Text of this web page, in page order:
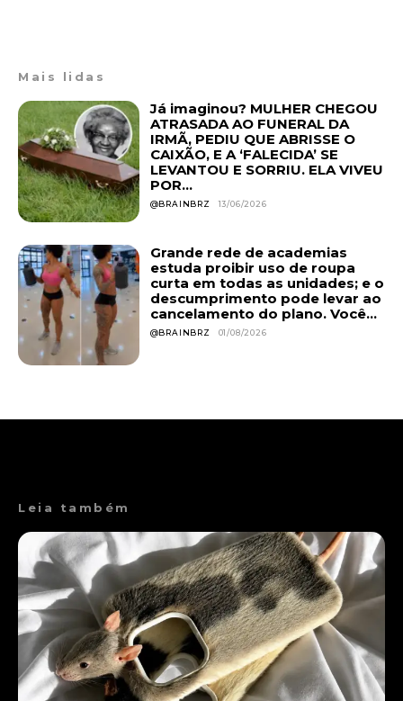
Mais lidas
Já imaginou? MULHER CHEGOU
ATRASADA AO FUNERAL DA
IRMÃ, PEDIU QUE ABRISSE O
CAIXÃO, E A ‘FALECIDA’ SE
LEVANTOU E SORRIU. ELA VIVEU
POR...
@BRAINBRZ 13/06/2026
Grande rede de academias
estuda proibir uso de roupa
curta em todas as unidades; e o
descumprimento pode levar ao
cancelamento do plano. Você...
@BRAINBRZ 01/08/2026
Leia também